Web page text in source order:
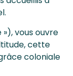
»), vous ouvre
cette
coloniale